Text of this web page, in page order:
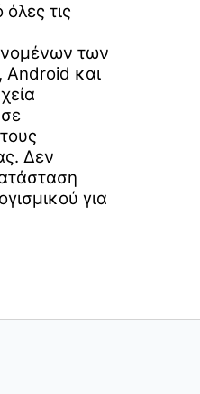
τις
των
Android και
Δεν
για